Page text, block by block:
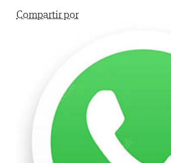
Compartir por